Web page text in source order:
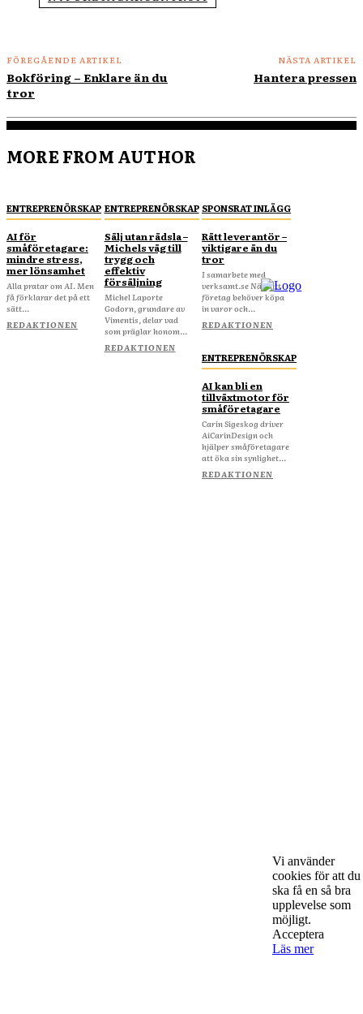
FÖREGÅENDE ARTIKEL
Bokföring – Enklare än du
tror
NÄSTA ARTIKEL
Hantera pressen
MORE FROM AUTHOR
ENTREPRENÖRSKAP
AI för
småföretagare:
mindre stress,
mer lönsamhet
Alla pratar om AI. Men
få förklarar det på ett
sätt...
REDAKTIONEN
ENTREPRENÖRSKAP
Sälj utan rädsla –
Michels väg till
trygg och
effektiv
försäljning
Michel Laporte
Godorn, grundare av
Vimentis, delar vad
som präglar honom...
REDAKTIONEN
SPONSRAT INLÄGG
Rätt leverantör –
viktigare än du
tror
I samarbete med
verksamt.se När ditt
företag behöver köpa
in varor och...
REDAKTIONEN
ENTREPRENÖRSKAP
AI kan bli en
tillväxtmotor för
småföretagare
Carin Sigeskog driver
AiCarinDesign och
hjälper småföretagare
att öka sin synlighet...
REDAKTIONEN
okända, och skriver om ämnen som intresserar och
Vi använder
cookies för att du
ska få en så bra
upplevelse som
möjligt.
Acceptera
Läs mer